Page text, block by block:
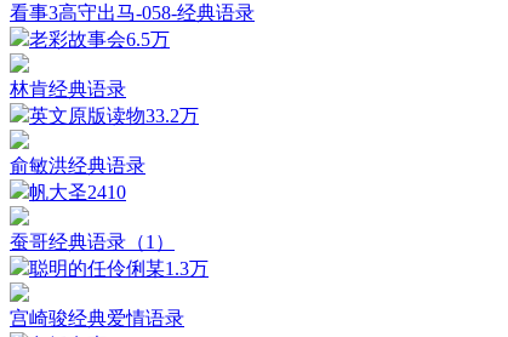
看事3高守出马-058-经典语录
老彩故事会6.5万
林肯经典语录
英文原版读物33.2万
俞敏洪经典语录
帆大圣2410
蚕哥经典语录（1）
聪明的任伶俐某1.3万
宫崎骏经典爱情语录